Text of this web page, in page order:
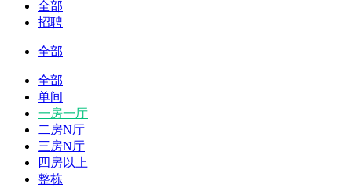
全部
招聘
全部
全部
单间
一房一厅
二房N厅
三房N厅
四房以上
整栋